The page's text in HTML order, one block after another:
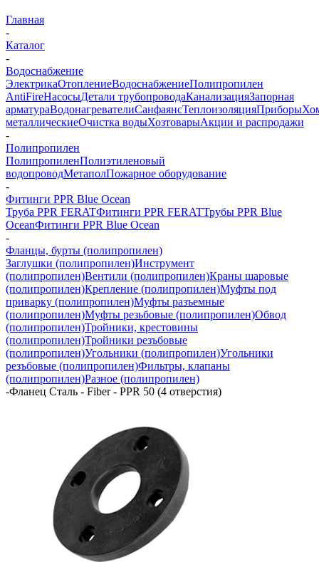
Главная
-
Каталог
-
Водоснабжение
ЭлектрикаОтоплениеВодоснабжениеПолипропилен
AntiFireНасосыДетали трубопроводаКанализацияЗапорная
арматураВодонагревателиСанфаянсТеплоизоляцияПриборы
металлическиеОчистка водыХозтоварыАкции и распродажи
-
Полипропилен
ПолипропиленПолиэтиленовый
водопроводМетаполПожарное оборудование
-
Фитинги PPR Blue Ocean
Труба PPR FERATФитинги PPR FERATТрубы PPR Blue
OceanФитинги PPR Blue Ocean
-
Фланцы, бурты (полипропилен)
Заглушки (полипропилен)Инструмент
(полипропилен)Вентили (полипропилен)Краны шаровые
(полипропилен)Крепление (полипропилен)Муфты под
приварку (полипропилен)Муфты разъемные
(полипропилен)Муфты резьбовые (полипропилен)Обвод
(полипропилен)Тройники, крестовины
(полипропилен)Тройники резъбовые
(полипропилен)Угольники (полипропилен)Угольники
резъбовые (полипропилен)Фильтры, клапаны
(полипропилен)Разное (полипропилен)
-Фланец Сталь - Fiber - PPR 50 (4 отверстия)